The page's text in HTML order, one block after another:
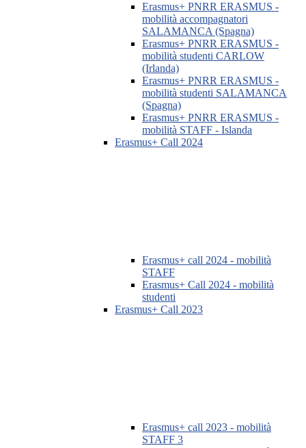
Erasmus+ PNRR ERASMUS -
mobilità accompagnatori
SALAMANCA (Spagna)
Erasmus+ PNRR ERASMUS -
mobilità studenti CARLOW
(Irlanda)
Erasmus+ PNRR ERASMUS -
mobilità studenti SALAMANCA
(Spagna)
Erasmus+ PNRR ERASMUS -
mobilità STAFF - Islanda
Erasmus+ Call 2024
Erasmus+ call 2024 - mobilità
STAFF
Erasmus+ Call 2024 - mobilità
studenti
Erasmus+ Call 2023
Erasmus+ call 2023 - mobilità
STAFF 3